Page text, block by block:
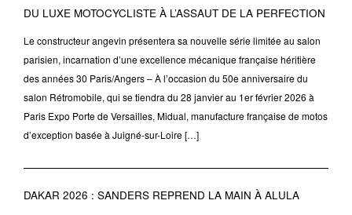
DU LUXE MOTOCYCLISTE À L’ASSAUT DE LA PERFECTION
Le constructeur angevin présentera sa nouvelle série limitée au salon
parisien, incarnation d’une excellence mécanique française héritière
des années 30 Paris/Angers – À l’occasion du 50e anniversaire du
salon Rétromobile, qui se tiendra du 28 janvier au 1er février 2026 à
Paris Expo Porte de Versailles, Midual, manufacture française de motos
d’exception basée à Juigné-sur-Loire […]
DAKAR 2026 : SANDERS REPREND LA MAIN À ALULA